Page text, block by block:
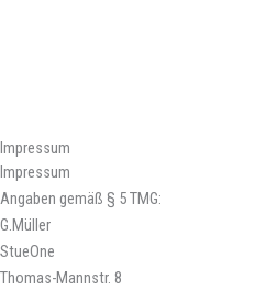
Impressum
Impressum
Angaben gemäß § 5 TMG:
G.Müller
StueOne
Thomas-Mannstr. 8